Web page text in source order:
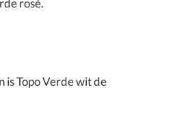
rosé.
is Topo Verde wit de